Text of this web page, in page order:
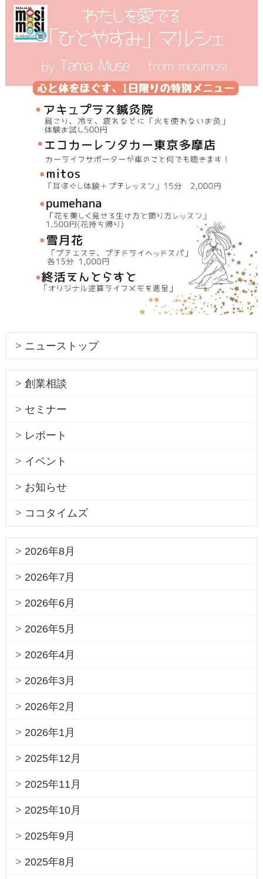
ニューストップ
創業相談
セミナー
レポート
イベント
お知らせ
ココタイムズ
2026年8月
2026年7月
2026年6月
2026年5月
2026年4月
2026年3月
2026年2月
2026年1月
2025年12月
2025年11月
2025年10月
2025年9月
2025年8月